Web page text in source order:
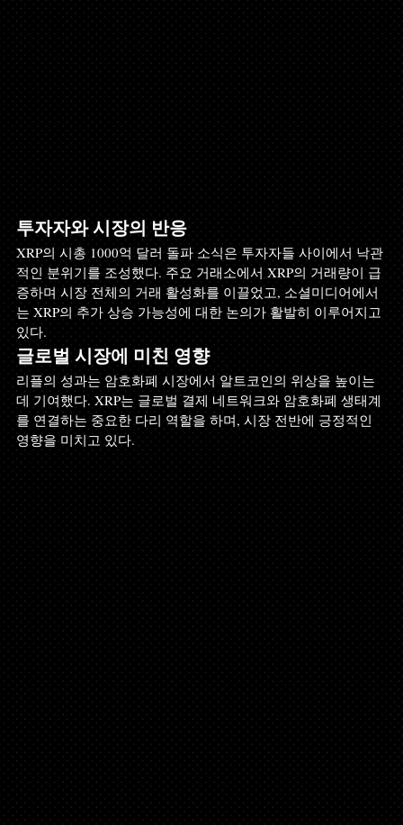
투자자와 시장의 반응
XRP의 시총 1000억 달러 돌파 소식은 투자자들 사이에서 낙관
적인 분위기를 조성했다. 주요 거래소에서 XRP의 거래량이 급
증하며 시장 전체의 거래 활성화를 이끌었고, 소셜미디어에서
는 XRP의 추가 상승 가능성에 대한 논의가 활발히 이루어지고
있다.
글로벌 시장에 미친 영향
리플의 성과는 암호화폐 시장에서 알트코인의 위상을 높이는
데 기여했다. XRP는 글로벌 결제 네트워크와 암호화폐 생태계
를 연결하는 중요한 다리 역할을 하며, 시장 전반에 긍정적인
영향을 미치고 있다.